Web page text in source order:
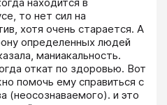
то нет сил на
хотя очень старается. А
определенных людей
маниакальность.
откат по здоровью. Вот
помочь ему справиться с
(неосознаваемого). и это